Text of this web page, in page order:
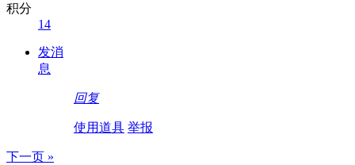
积分
14
发消
息
回复
使用道具 举报
下一页 »